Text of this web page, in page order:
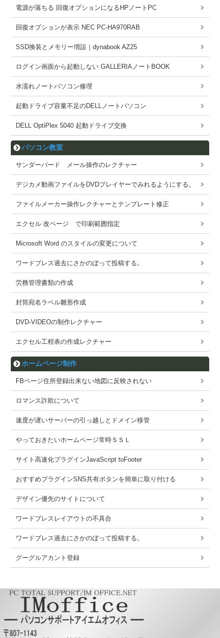
電源が落ちる 回復オプションになるHPノートPC
回復オプションが表示 NEC PC-HA970RAB
SSD換装とメモリー増設｜dynabook AZ25
ログイン画面から起動しない GALLERIAノートBOOK
水濡れノートパソコン修理
起動ドライブ容量不足のDELLノートパソコン
DELL OptiPlex 5040 起動ドライブ交換
パソコン教室
サンダーバード メール操作のレクチャー
デジカメ動画ファイルをDVDプレイヤーでみれるようにする。
ファイルメーカー操作レクチャーとテンプレート修正
エクセル 改ページ で印刷範囲指定
Microsoft Word のスタイルの変更について
ワードブレス過去にさかのぼって投稿する。
労務管理書類の作成
封筒宛名ラベル雛形作成
DVD-VIDEOの制作レクチャー
エクセル工程表の作成レクチャー
ホームページ制作
FBページ住所登録出来ない地図に反映されない
ロマンス詐欺について
速度が遅いサーバーの引っ越しとドメイン移管
やっておきたいホームページ常時ＳＳＬ
サイト高速化プラグインJavaScript toFooter
おすすめプラグインSNS共有ボタンを簡単に取り付ける
デザイン優先のサイトについて
ワードブレスレイアウトの不具合
ワードブレス過去にさかのぼって投稿する。
グーグルアカント登録